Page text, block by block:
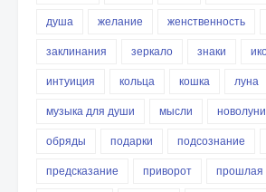
душа
желание женственность
заклинания
зеркало знаки
интуиция
кольца кошка
луна
музыка для души
мысли
обряды
подарки подсознание
предсказание
приворот
прошлая